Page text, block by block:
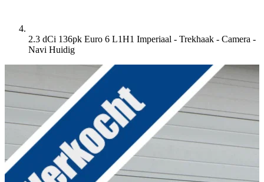
2.3 dCi 136pk Euro 6 L1H1 Imperiaal - Trekhaak - Camera -
Navi Huidig